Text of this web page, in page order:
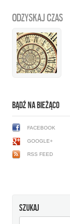
ODZYSKAJ CZAS
BĄDŹ NA BIEŻĄCO
FACEBOOK
GOOGLE+
RSS FEED
SZUKAJ
SZUKAJ: